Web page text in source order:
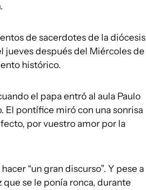
de sacerdotes de la diócesis
jueves después del Miércoles de
histórico.
el papa entró al aula Paulo
El pontífice miró con una sonrisa
por vuestro amor por la
“un gran discurso”. Y pese a
se le ponía ronca, durante